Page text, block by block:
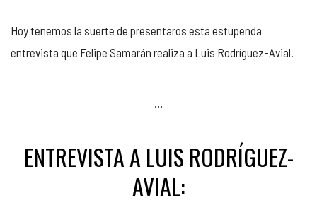
Hoy tenemos la suerte de presentaros esta estupenda
entrevista que Felipe Samarán realiza a Luis Rodríguez-Avial.
ENTREVISTA A LUIS RODRÍGUEZ-
AVIAL: